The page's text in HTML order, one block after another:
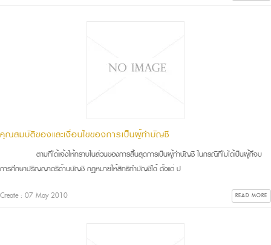
คุณสมบัติของและเงื่อนไขของการเป็นผู้ทำบัญชี
ตามที่ได้แจ้งให้ทราบในส่วนของการสิ้นสุดการเป็นผู้ทำบัญชี ในกรณีที่ไม่ได้เป็นผู้ที่จบ
การศึกษาปริญญาตรีด้านบัญชี กฎหมายให้สิทธิทำบัญชีได้ ตั้งแต่ ป
Create : 07 May 2010 READ MORE